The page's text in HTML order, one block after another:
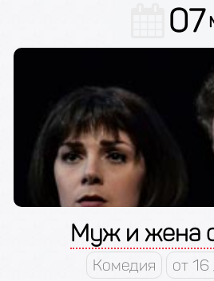
07
Муж и жена
Комедия от 16